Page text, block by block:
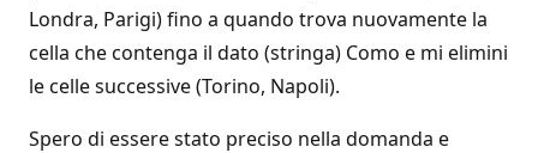
Londra, Parigi) fino a quando trova nuovamente la
cella che contenga il dato (stringa) Como e mi elimini
le celle successive (Torino, Napoli).
Spero di essere stato preciso nella domanda e